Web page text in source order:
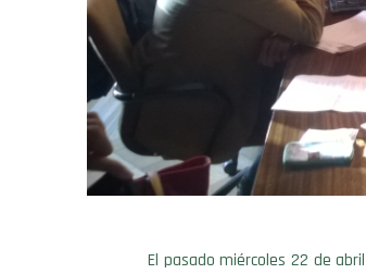
El pasado miércoles 22 de